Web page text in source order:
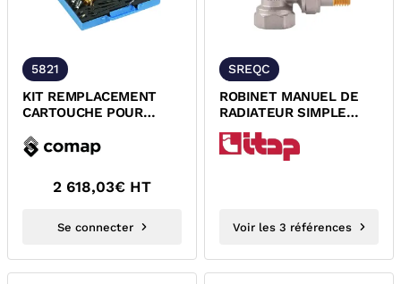
5821
KIT REMPLACEMENT
CARTOUCHE POUR
ROBINET MANUEL DE...
2 618,03€ HT
Se connecter
SREQC
ROBINET MANUEL DE
RADIATEUR SIMPLE
REGLAGE EQUERRE A
VISSER CGR
Voir les 3 références